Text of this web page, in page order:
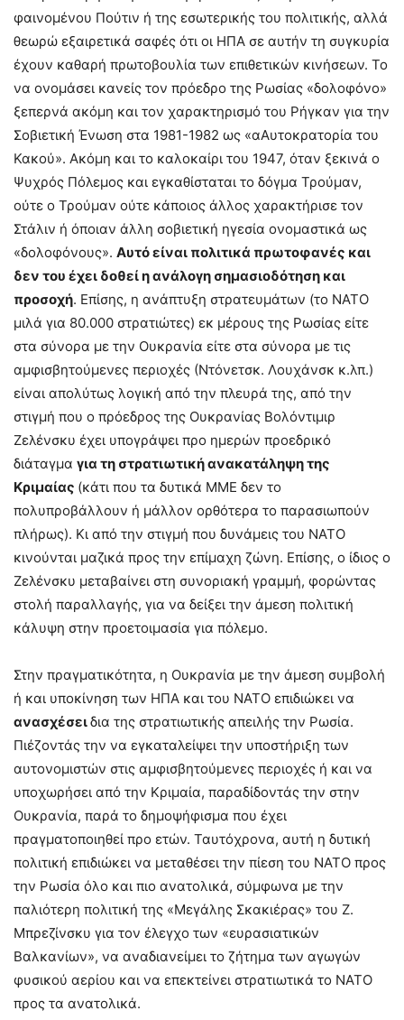
φαινομένου Πούτιν ή της εσωτερικής του πολιτικής, αλλά
θεωρώ εξαιρετικά σαφές ότι οι ΗΠΑ σε αυτήν τη συγκυρία
έχουν καθαρή πρωτοβουλία των επιθετικών κινήσεων. Το
να ονομάσει κανείς τον πρόεδρο της Ρωσίας «δολοφόνο»
ξεπερνά ακόμη και τον χαρακτηρισμό του Ρήγκαν για την
Σοβιετική Ένωση στα 1981-1982 ως «αΑυτοκρατορία του
Κακού». Ακόμη και το καλοκαίρι του 1947, όταν ξεκινά ο
Ψυχρός Πόλεμος και εγκαθίσταται το δόγμα Τρούμαν,
ούτε ο Τρούμαν ούτε κάποιος άλλος χαρακτήρισε τον
Στάλιν ή όποιαν άλλη σοβιετική ηγεσία ονομαστικά ως
«δολοφόνους». Αυτό είναι πολιτικά πρωτοφανές και
δεν του έχει δοθεί η ανάλογη σημασιοδότηση και
προσοχή. Επίσης, η ανάπτυξη στρατευμάτων (το ΝΑΤΟ
μιλά για 80.000 στρατιώτες) εκ μέρους της Ρωσίας είτε
στα σύνορα με την Ουκρανία είτε στα σύνορα με τις
αμφισβητούμενες περιοχές (Ντόνετσκ. Λουχάνσκ κ.λπ.)
είναι απολύτως λογική από την πλευρά της, από την
στιγμή που ο πρόεδρος της Ουκρανίας Βολόντιμιρ
Ζελένσκυ έχει υπογράψει προ ημερών προεδρικό
διάταγμα για τη στρατιωτική ανακατάληψη της
Κριμαίας (κάτι που τα δυτικά ΜΜΕ δεν το
πολυπροβάλλουν ή μάλλον ορθότερα το παρασιωπούν
πλήρως). Κι από την στιγμή που δυνάμεις του ΝΑΤΟ
κινούνται μαζικά προς την επίμαχη ζώνη. Επίσης, ο ίδιος ο
Ζελένσκυ μεταβαίνει στη συνοριακή γραμμή, φορώντας
στολή παραλλαγής, για να δείξει την άμεση πολιτική
κάλυψη στην προετοιμασία για πόλεμο.
Στην πραγματικότητα, η Ουκρανία με την άμεση συμβολή
ή και υποκίνηση των ΗΠΑ και του ΝΑΤΟ επιδιώκει να
ανασχέσειδια της στρατιωτικής απειλής την Ρωσία.
Πιέζοντάς την να εγκαταλείψει την υποστήριξη των
αυτονομιστών στις αμφισβητούμενες περιοχές ή και να
υποχωρήσει από την Κριμαία, παραδίδοντάς την στην
Ουκρανία, παρά το δημοψήφισμα που έχει
πραγματοποιηθεί προ ετών. Ταυτόχρονα, αυτή η δυτική
πολιτική επιδιώκει να μεταθέσει την πίεση του ΝΑΤΟ προς
την Ρωσία όλο και πιο ανατολικά, σύμφωνα με την
παλιότερη πολιτική της «Μεγάλης Σκακιέρας» του Ζ.
Μπρεζίνσκυ για τον έλεγχο των «ευρασιατικών
Βαλκανίων», να αναδιανείμει το ζήτημα των αγωγών
φυσικού αερίου και να επεκτείνει στρατιωτικά το ΝΑΤΟ
προς τα ανατολικά.